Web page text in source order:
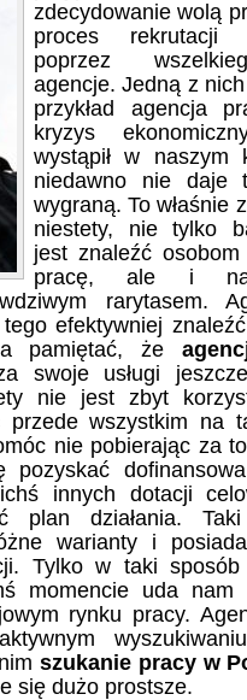
zdecydowanie wolą
proces rekrutacji
poprzez
agencje. Jedną z
przykład agencja
kryzys
wystąpił w naszym
niedawno nie daje
wygraną. To właśnie
niestety, nie tylko
jest znaleźć osobom
pracę, ale i
rarytasem.
efektywniej
pamiętać, że
swoje usługi
nie jest zbyt
przede wszystkim na
nie pobierając za
pozyskać
innych dotacji
plan działania.
warianty i
Tylko w taki
momencie uda nam
rynku pracy.
szukanie pracy w
się dużo prostsze.